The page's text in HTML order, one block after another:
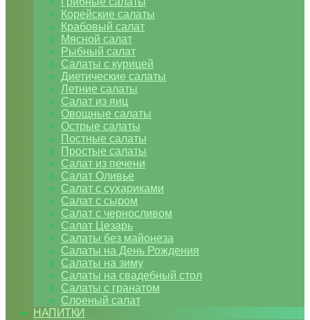
Корейские салаты
Крабовый салат
Мясной салат
Рыбный салат
Салаты с курицей
Диетические салаты
Летние салаты
Салат из яиц
Овощные салаты
Острые салаты
Постные салаты
Простые салаты
Салат из печени
Салат Оливье
Салат с сухариками
Салат с сыром
Салат с черносливом
Салат Цезарь
Салаты без майонеза
Салаты на День Рождения
Салаты на зиму
Салаты на свадебный стол
Салаты с гранатом
Слоеный салат
НАПИТКИ